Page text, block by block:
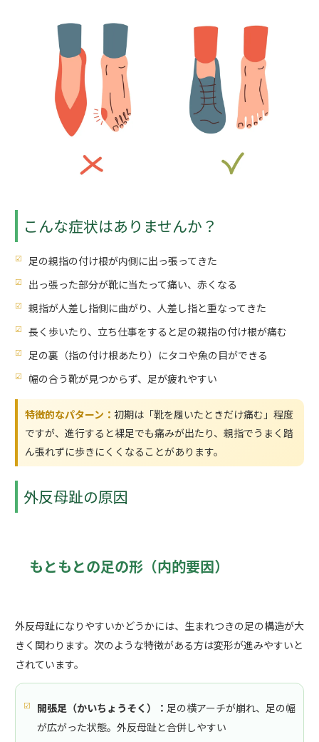
こんな症状はありませんか？
足の親指の付け根が内側に出っ張ってきた
出っ張った部分が靴に当たって痛い、赤くなる
親指が人差し指側に曲がり、人差し指と重なってきた
長く歩いたり、立ち仕事をすると足の親指の付け根が痛む
足の裏（指の付け根あたり）にタコや魚の目ができる
幅の合う靴が見つからず、足が疲れやすい
特徴的なパターン： 初期は「靴を履いたときだけ痛む」程度
ですが、進行すると裸足でも痛みが出たり、親指でうまく踏
ん張れずに歩きにくくなることがあります。
外反母趾の原因
もともとの足の形（内的要因）
外反母趾になりやすいかどうかには、生まれつきの足の構造が大
きく関わります。次のような特徴がある方は変形が進みやすいと
されています。
開張足（かいちょうそく）： 足の横アーチが崩れ、足の幅
が広がった状態。外反母趾と合併しやすい